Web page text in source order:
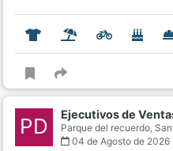
PD Ejecutivos de
Parque del recuerdo,
04 de Agosto de 2026